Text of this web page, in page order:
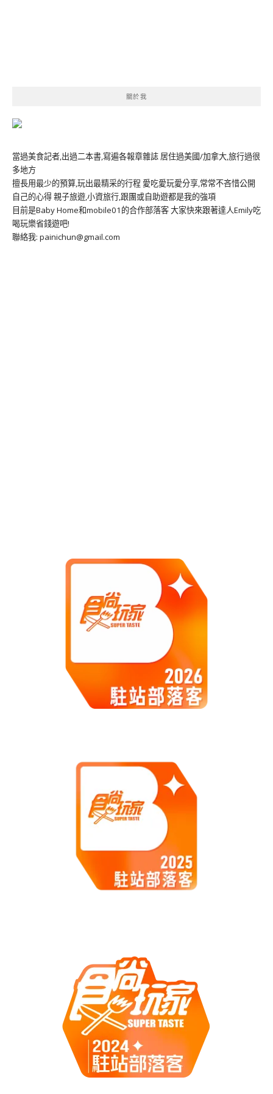
關於我
當過美食記者,出過二本書,寫遍各報章雜誌 居住過美國/加拿大,旅行過很
多地方
擅長用最少的預算,玩出最精采的行程 愛吃愛玩愛分享,常常不吝惜公開
自己的心得 親子旅遊,小資旅行,跟團或自助遊都是我的強項
目前是Baby Home和mobile01的合作部落客 大家快來跟著達人Emily吃
喝玩樂省錢遊吧!
聯絡我: painichun@gmail.com